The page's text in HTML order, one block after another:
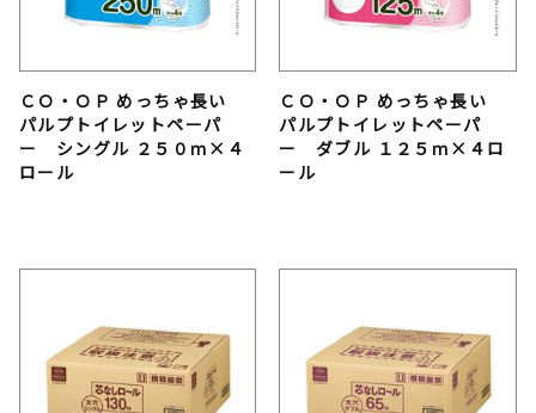
ＣＯ・ＯＰ めっちゃ長い
パルプトイレットペーパ
ー シングル ２５０ｍ×４
ロール
ＣＯ・ＯＰ めっちゃ長い
パルプトイレットペーパ
ー ダブル １２５ｍ×４ロ
ール